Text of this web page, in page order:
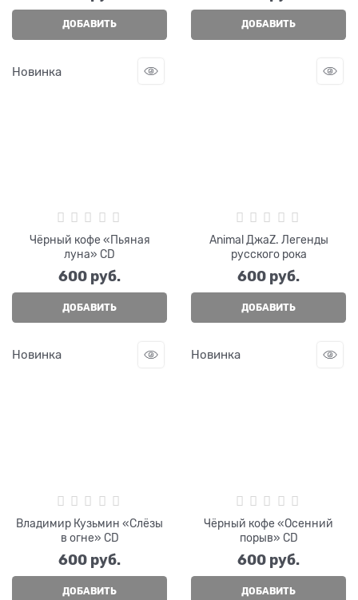
ДОБАВИТЬ ДОБАВИТЬ
Новинка
Чёрный кофе «Пьяная
луна» CD
600 руб.
ДОБАВИТЬ
Animal ДжаZ. Легенды
русского рока
600 руб.
ДОБАВИТЬ
Новинка
Владимир Кузьмин «Слёзы
в огне» CD
600 руб.
ДОБАВИТЬ
Новинка
Чёрный кофе «Осенний
порыв» CD
600 руб.
ДОБАВИТЬ